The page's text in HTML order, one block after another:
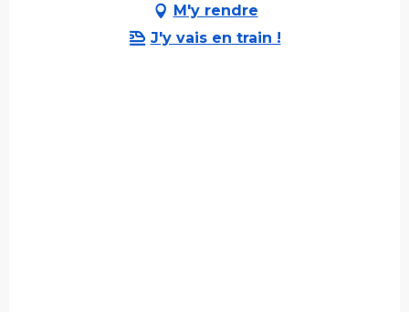
M'y rendre
J'y vais en train !